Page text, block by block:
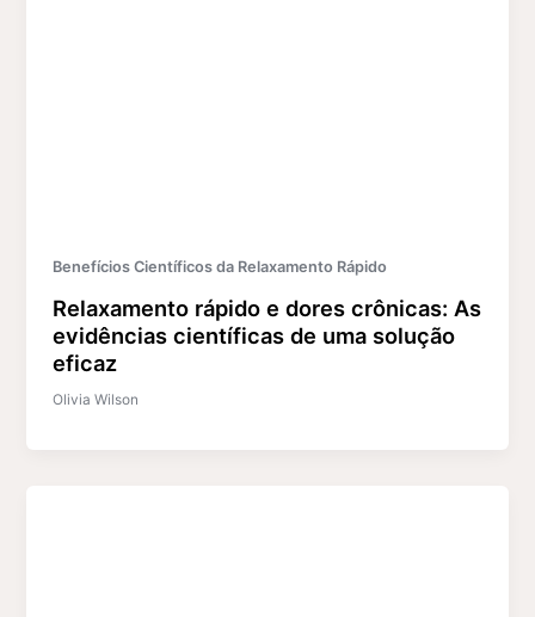
Benefícios Científicos da Relaxamento Rápido
Relaxamento rápido e dores crônicas: As
evidências científicas de uma solução
eficaz
Olivia Wilson